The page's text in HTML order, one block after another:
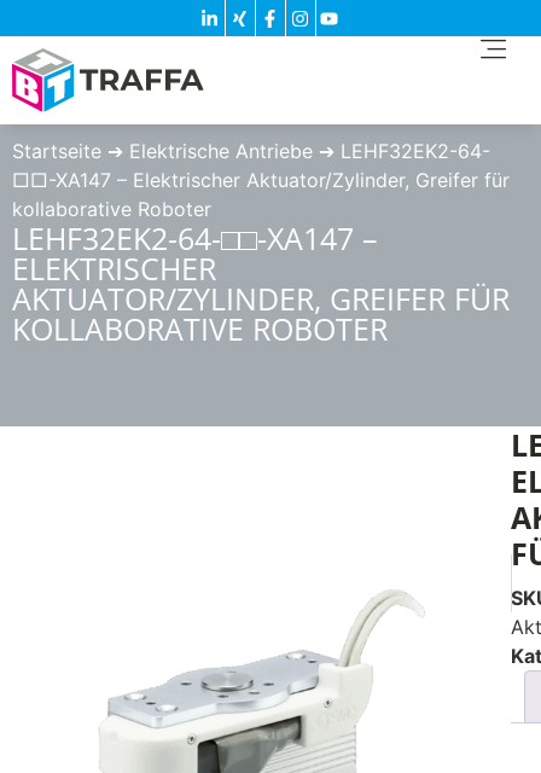
Startseite ➔ Elektrische Antriebe ➔ LEHF32EK2-64-
□□-XA147 – Elektrischer Aktuator/Zylinder, Greifer für
kollaborative Roboter
LEHF32EK2-64-□□-XA147 –
ELEKTRISCHER
AKTUATOR/ZYLINDER, GREIFER FÜR
KOLLABORATIVE ROBOTER